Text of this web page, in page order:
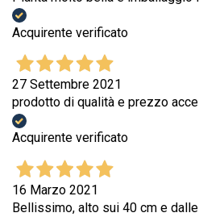
Acquirente verificato
27 Settembre 2021
prodotto di qualità e prezzo
Acquirente verificato
16 Marzo 2021
Bellissimo, alto sui 40 cm e